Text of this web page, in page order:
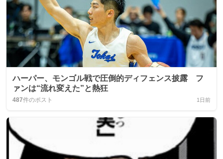
ハーパー、モンゴル戦で圧倒的ディフェンス披露 フ
ァンは“流れ変えた”と熱狂
487件のポスト 1日前